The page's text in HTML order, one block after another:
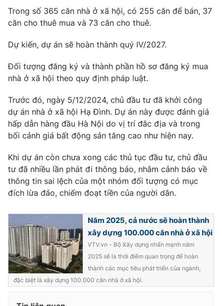
VTV4 Vươn mình bằng AI
VTV9 VTV8
Liên hệ tòa soạn English
THỜI BÁO VTV
Theo dõi báo trên
Cơ quan báo chí:
Thời báo VTV
Giấy phép hoạt động báo in và báo điện tử số 483/GP-BTTTT
cấp ngày 29/12/2023
Tổng Biên tập:Vũ Thanh Thủy
Phó Tổng Biên tập:Nguyễn Thị Mỹ Hạnh, Phạm Quốc Thắng,
Nguyễn Trọng Ninh
Trong số 365 căn nhà ở xã hội, có 255 căn để bán, 37
căn cho thuê mua và 73 căn cho thuê.
Dự kiến, dự án sẽ hoàn thành quý IV/2027.
Đối tượng đăng ký và thành phần hồ sơ đăng ký mua
nhà ở xã hội theo quy định pháp luật.
Trước đó, ngày 5/12/2024, chủ đầu tư đã khởi công
dự án nhà ở xã hội Hạ Đình. Dự án này được đánh giá
hấp dẫn hàng đầu Hà Nội do vị trí đắc địa và trong
bối cảnh giá bất động sản tăng cao như hiện nay.
Khi dự án còn chưa xong các thủ tục đầu tư, chủ đầu
tư đã nhiều lần phát đi thông báo, nhằm cảnh báo về
thông tin sai lệch của một nhóm đối tượng có mục
đích lừa đảo, chiếm đoạt tiền của người dân.
Năm 2025, cả nước sẽ hoàn thành
xây dựng 100.000 căn nhà ở xã hội
VTV.vn - Bộ Xây dựng nhấn mạnh năm
2025 sẽ là thời điểm quan trọng để hoàn
thành các mục tiêu phát triển của ngành,
đặc biệt là xây dựng 100.000 căn nhà ở xã hội.